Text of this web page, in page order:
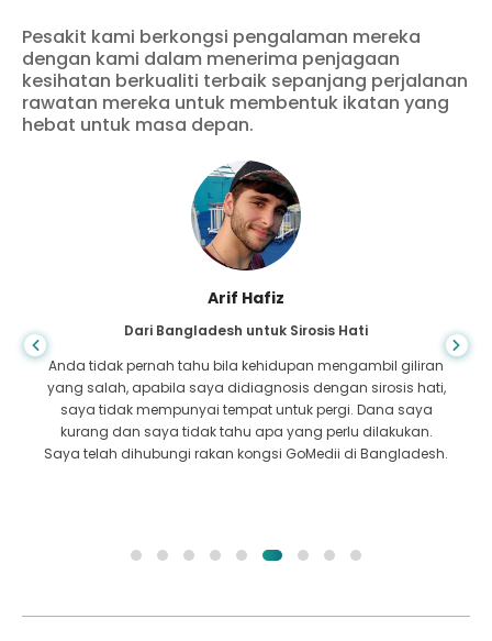
Pesakit kami berkongsi pengalaman mereka
dengan kami dalam menerima penjagaan
kesihatan berkualiti terbaik sepanjang perjalanan
rawatan mereka untuk membentuk ikatan yang
hebat untuk masa depan.
Arif Hafiz
Dari Bangladesh untuk Sirosis Hati
Anda tidak pernah tahu bila kehidupan mengambil giliran
yang salah, apabila saya didiagnosis dengan sirosis hati,
saya tidak mempunyai tempat untuk pergi. Dana saya
kurang dan saya tidak tahu apa yang perlu dilakukan.
Saya telah dihubungi rakan kongsi GoMedii di Bangladesh.